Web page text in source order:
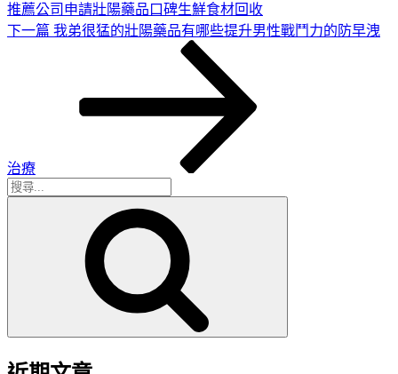
推薦公司申請壯陽藥品口碑生鮮食材回收
下
下一篇 我弟很猛的壯陽藥品有哪些提升男性戰鬥力的防早洩
治療
搜